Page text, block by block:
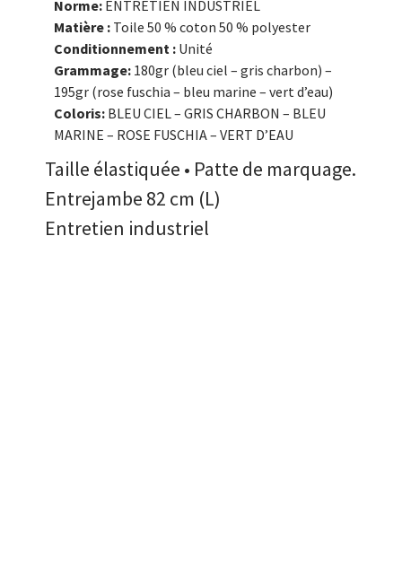
Norme: ENTRETIEN INDUSTRIEL
Matière : Toile 50 % coton 50 % polyester
Conditionnement : Unité
Grammage: 180gr (bleu ciel – gris charbon) –
195gr (rose fuschia – bleu marine – vert d’eau)
Coloris: BLEU CIEL – GRIS CHARBON – BLEU
MARINE – ROSE FUSCHIA – VERT D’EAU
Taille élastiquée • Patte de marquage.
Entrejambe 82 cm (L)
Entretien industriel